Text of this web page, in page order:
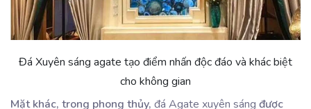
Đá Xuyên sáng agate tạo điểm nhấn độc đáo và khác biệt
cho không gian
Mặt khác, trong phong thủy, đá Agate xuyên sáng được